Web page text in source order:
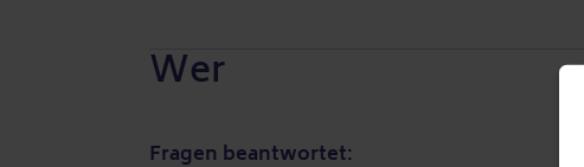
Wer
Fragen beantwortet: